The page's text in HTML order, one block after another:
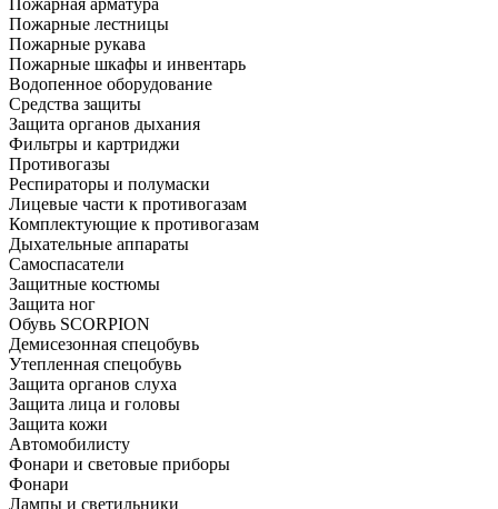
Пожарная арматура
Пожарные лестницы
Пожарные рукава
Пожарные шкафы и инвентарь
Водопенное оборудование
Средства защиты
Защита органов дыхания
Фильтры и картриджи
Противогазы
Респираторы и полумаски
Лицевые части к противогазам
Комплектующие к противогазам
Дыхательные аппараты
Самоспасатели
Защитные костюмы
Защита ног
Обувь SCORPION
Демисезонная спецобувь
Утепленная спецобувь
Защита органов слуха
Защита лица и головы
Защита кожи
Автомобилисту
Фонари и световые приборы
Фонари
Лампы и светильники